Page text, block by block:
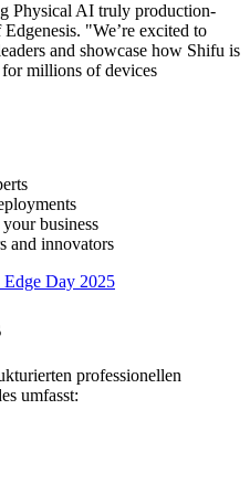
Physical AI truly production-
"We’re excited to
and showcase how Shifu is
millions of devices
business
and innovators
Day 2025
professionellen
umfasst: